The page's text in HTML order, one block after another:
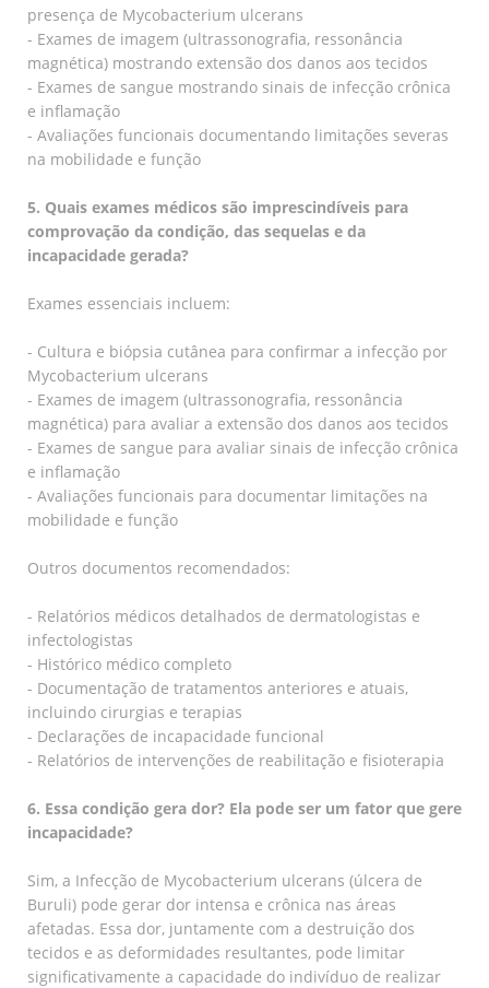
presença de Mycobacterium ulcerans
- Exames de imagem (ultrassonografia, ressonância
magnética) mostrando extensão dos danos aos tecidos
- Exames de sangue mostrando sinais de infecção crônica
e inflamação
- Avaliações funcionais documentando limitações severas
na mobilidade e função
5. Quais exames médicos são imprescindíveis para
comprovação da condição, das sequelas e da
incapacidade gerada?
Exames essenciais incluem:
- Cultura e biópsia cutânea para confirmar a infecção por
Mycobacterium ulcerans
- Exames de imagem (ultrassonografia, ressonância
magnética) para avaliar a extensão dos danos aos tecidos
- Exames de sangue para avaliar sinais de infecção crônica
e inflamação
- Avaliações funcionais para documentar limitações na
mobilidade e função
Outros documentos recomendados:
- Relatórios médicos detalhados de dermatologistas e
infectologistas
- Histórico médico completo
- Documentação de tratamentos anteriores e atuais,
incluindo cirurgias e terapias
- Declarações de incapacidade funcional
- Relatórios de intervenções de reabilitação e fisioterapia
6. Essa condição gera dor? Ela pode ser um fator que gere
incapacidade?
Sim, a Infecção de Mycobacterium ulcerans (úlcera de
Buruli) pode gerar dor intensa e crônica nas áreas
afetadas. Essa dor, juntamente com a destruição dos
tecidos e as deformidades resultantes, pode limitar
significativamente a capacidade do indivíduo de realizar